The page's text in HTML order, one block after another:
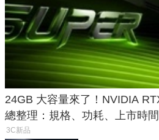
24GB 大容量來了！NVIDIA
總整理：規格、功耗、上市時間
3C新品